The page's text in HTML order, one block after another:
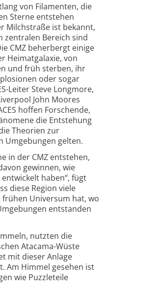
von Filamenten, die
Sterne entstehen
Milchstraße ist bekannt,
zentralen Bereich sind
CMZ beherbergt einige
Heimatgalaxie, von
und früh sterben, ihr
oder sogar
Leiter Steve Longmore,
John Moores
hoffen Forschende,
die Entstehung
Theorien zur
Umgebungen gelten.
in der CMZ entstehen,
gewinnen, wie
haben“, fügt
diese Region viele
Universum hat, wo
entstanden
nutzten die
Atacama-Wüste
mit dieser Anlage
Am Himmel gesehen ist
wie Puzzleteile